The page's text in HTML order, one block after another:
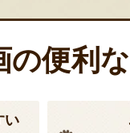
の便利
い